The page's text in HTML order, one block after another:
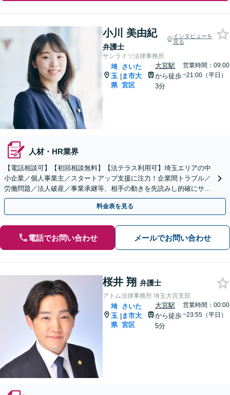
小川 美由紀
弁護士
インタビューを
見る
サンライツ法律事務所
埼
玉
県
|
さいた
ま市大
宮区
大宮駅
から徒歩
3分
営業時間：09:00
~21:00（平日）
人材・HR業界
【電話相談可】【初回相談無料】【法テラス利用可】埼玉エリアの中
小企業／個人事業主／スタートアップ支援に注力！企業間トラブル／
労働問題／法人破産／事業承継等、相手の動きを先読みし的確にサポ
ート。顧問契約料は柔軟に調整【完全個室】【大宮駅3分】
料金表を見る
電話でお問い合わせ メールでお問い合わせ
桜井 翔 弁護士
アトム法律事務所 埼玉大宮支部
埼
玉
県
|
さいた
ま市大
宮区
大宮駅
から徒歩
5分
営業時間：00:00
~23:55（平日）